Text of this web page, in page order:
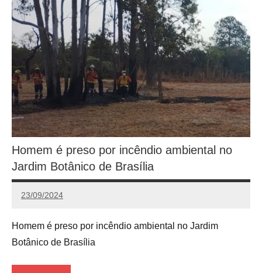
Homem é preso por incêndio ambiental no
Jardim Botânico de Brasília
23/09/2024
Calango
Homem é preso por incêndio ambiental no Jardim
Botânico de Brasília